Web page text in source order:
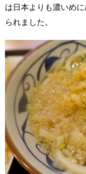
は日本よりも濃いめ
られました。